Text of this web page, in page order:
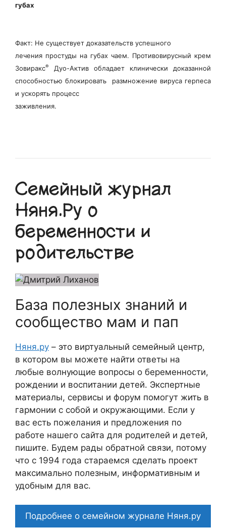
губах
Факт: Не существует доказательств успешного
лечения простуды на губах чаем. Противовирусный крем
Зовиракс®
Дуо-Актив обладает клинически доказанной
способностью блокировать размножение вируса герпеса
и ускорять процесс
заживления.
Семейный журнал
Няня.Ру о
беременности и
родительстве
База полезных знаний и
сообщество мам и пап
Няня.ру – это виртуальный семейный центр,
в котором вы можете найти ответы на
любые волнующие вопросы о беременности,
рождении и воспитании детей. Экспертные
материалы, сервисы и форум помогут жить в
гармонии с собой и окружающими. Если у
вас есть пожелания и предложения по
работе нашего сайта для родителей и детей,
пишите. Будем рады обратной связи, потому
что c 1994 года стараемся сделать проект
максимально полезным, информативным и
удобным для вас.
Подробнее о семейном журнале Няня.ру